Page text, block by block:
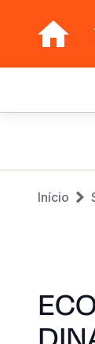
Início